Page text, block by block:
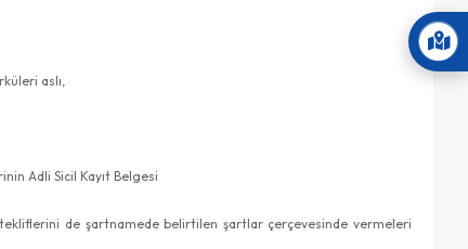
aslı,
Adli Sicil Kayıt Belgesi
de şartnamede belirtilen şartlar çerçevesinde vermeleri